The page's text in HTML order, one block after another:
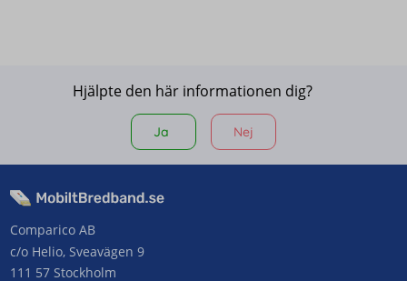
Hjälpte den här informationen dig?
Ja Nej
Comparico AB
c/o Helio, Sveavägen 9
111 57 Stockholm